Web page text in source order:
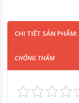
CHI TIẾT SẢN PHẨM:
CHỐNG THẤM